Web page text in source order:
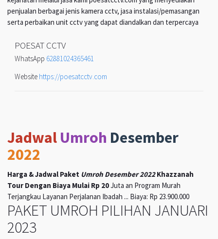
penjualan berbagai jenis kamera cctv, jasa instalasi/pemasangan
serta perbaikan unit cctv yang dapat diandalkan dan terpercaya
POESAT CCTV
WhatsApp 62881024365461
Website https://poesatcctv.com
Jadwal Umroh Desember
2022
Harga & Jadwal Paket Umroh Desember 2022Khazzanah
Tour Dengan Biaya Mulai Rp 20Juta an Program Murah
Terjangkau Layanan Perjalanan Ibadah ... Biaya: Rp 23.900.000
PAKET UMROH PILIHAN JANUARI
2023